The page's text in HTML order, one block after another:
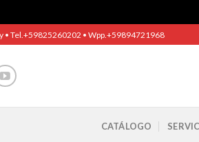
• Tel.+59825260202 • Wpp.+59894721968
CATÁLOGO